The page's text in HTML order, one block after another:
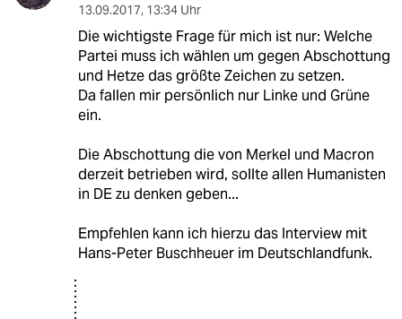
13.09.2017, 13:34 Uhr
Die wichtigste Frage für mich ist nur: Welche
Partei muss ich wählen um gegen Abschottung
und Hetze das größte Zeichen zu setzen.
Da fallen mir persönlich nur Linke und Grüne
ein.
Die Abschottung die von Merkel und Macron
derzeit betrieben wird, sollte allen Humanisten
in DE zu denken geben...
Empfehlen kann ich hierzu das Interview mit
Hans-Peter Buschheuer im Deutschlandfunk.